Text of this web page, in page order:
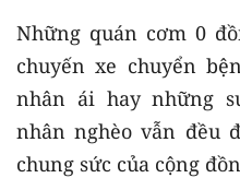
Những quán cơm 0
chuyến xe chuyển
nhân ái hay những
nhân nghèo vẫn đều
chung sức của cộng